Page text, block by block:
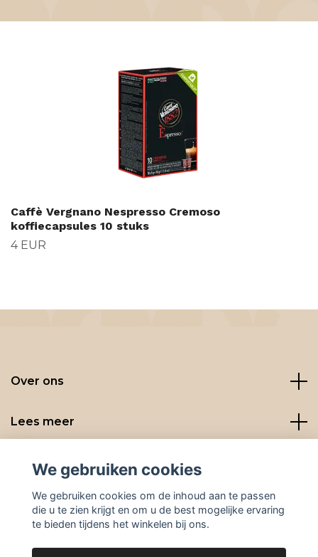
Caffè Vergnano Nespresso Cremoso
koffiecapsules 10 stuks
4 EUR
Over ons
Lees meer
Social media
We gebruiken cookies
We gebruiken cookies om de inhoud aan te passen
die u te zien krijgt en om u de best mogelijke ervaring
te bieden tijdens het winkelen bij ons.